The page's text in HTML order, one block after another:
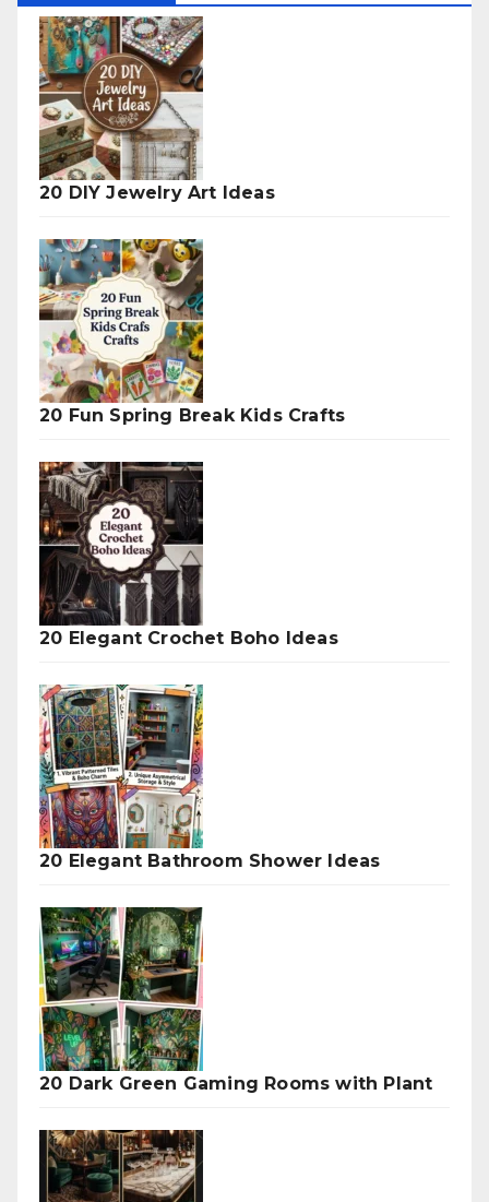
20 DIY Jewelry Art Ideas
20 Fun Spring Break Kids Crafts
20 Elegant Crochet Boho Ideas
20 Elegant Bathroom Shower Ideas
20 Dark Green Gaming Rooms with Plant